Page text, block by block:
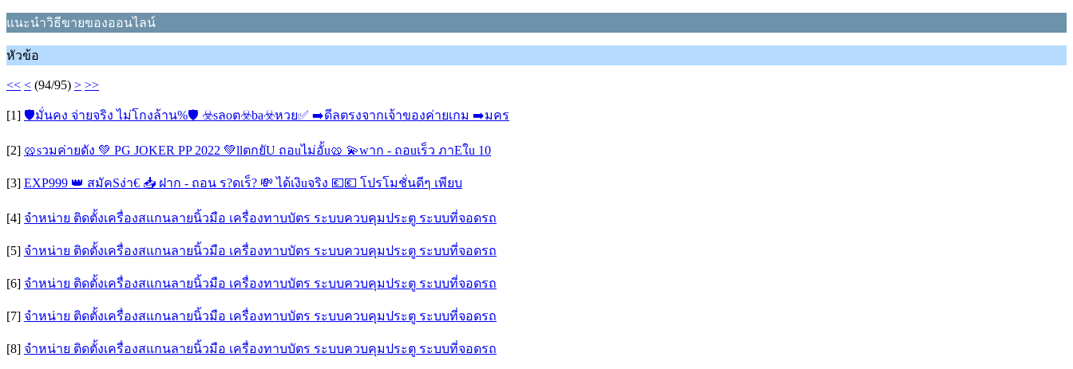
แนะนำวิธีขายของออนไลน์
หัวข้อ
<< < (94/95) > >>
[1] 🛡มั่นคง จ่ายจริง ไม่โกงล้าน%🛡 ☣️sลoต☣️ba☣️หวย✅ ➡️ดีลตรงจากเจ้าของค่ายเกม ➡️มคร
[2] 🥨sวมค่ายดัง 💚 PG JOKER PP 2022 💚llตกยัU ถอuไม่อั้u🥨 💫wาก - ถอuเร็ว ภาEใu 10
[3] EXP999 👑 สมัคSง่า€ 📥 ฝาก - ถอน ร?ดเร็? 💸 ได้เงิuจริง 💶💶 โปรโมชั่นดีๆ เพียบ
[4] จำหน่าย ติดตั้งเครื่องสแกนลายนิ้วมือ เครื่องทาบบัตร ระบบควบคุมประตู ระบบที่จอดรถ
[5] จำหน่าย ติดตั้งเครื่องสแกนลายนิ้วมือ เครื่องทาบบัตร ระบบควบคุมประตู ระบบที่จอดรถ
[6] จำหน่าย ติดตั้งเครื่องสแกนลายนิ้วมือ เครื่องทาบบัตร ระบบควบคุมประตู ระบบที่จอดรถ
[7] จำหน่าย ติดตั้งเครื่องสแกนลายนิ้วมือ เครื่องทาบบัตร ระบบควบคุมประตู ระบบที่จอดรถ
[8] จำหน่าย ติดตั้งเครื่องสแกนลายนิ้วมือ เครื่องทาบบัตร ระบบควบคุมประตู ระบบที่จอดรถ